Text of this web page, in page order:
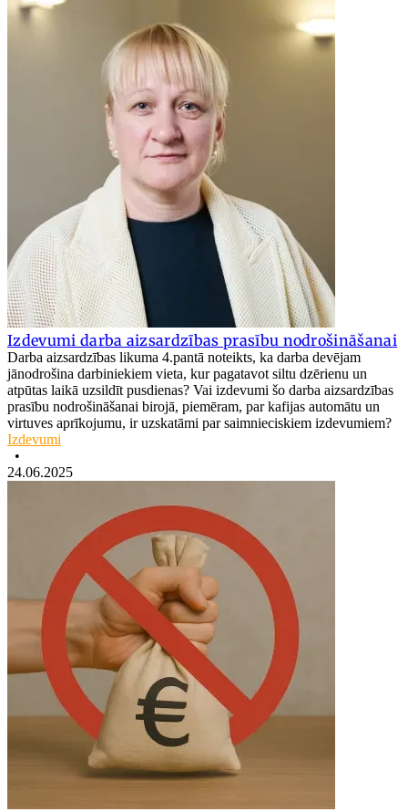
Izdevumi darba aizsardzības prasību nodrošināšanai
Darba aizsardzības likuma 4.pantā noteikts, ka darba devējam
jānodrošina darbiniekiem vieta, kur pagatavot siltu dzērienu un
atpūtas laikā uzsildīt pusdienas? Vai izdevumi šo darba aizsardzības
prasību nodrošināšanai birojā, piemēram, par kafijas automātu un
virtuves aprīkojumu, ir uzskatāmi par saimnieciskiem izdevumiem?
Izdevumi
•
24.06.2025